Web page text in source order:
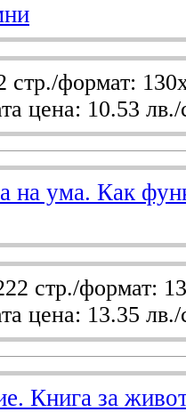
стр./формат:
цена: 10.53 лв./
на ума. Как
стр./формат:
цена: 13.35 лв./
Книга за